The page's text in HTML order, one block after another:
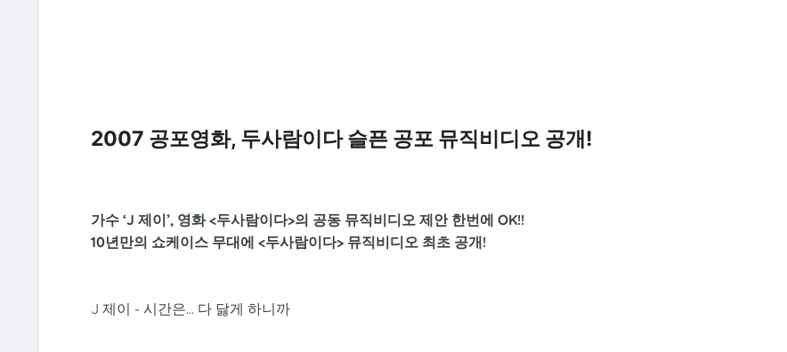
2007 공포영화, 두사람이다 슬픈 공포 뮤직비디오 공개!
가수 ‘J 제이’, 영화 <두사람이다>의 공동 뮤직비디오 제안 한번에 OK!!
10년만의 쇼케이스 무대에 <두사람이다> 뮤직비디오 최초 공개!
J 제이 - 시간은... 다 닳게 하니까